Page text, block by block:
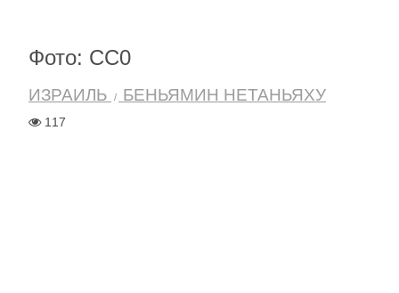
Фото: CC0
ИЗРАИЛЬ БЕНЬЯМИН НЕТАНЬЯХУ
117